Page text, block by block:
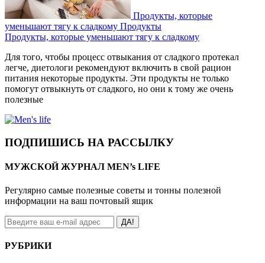
Продукты, которые
уменьшают тягу к сладкому Продукты
Продукты, которые уменьшают тягу к сладкому
Для того, чтобы процесс отвыкания от сладкого протекал
легче, диетологи рекомендуют включить в свой рацион
питания некоторые продукты. Эти продукты не только
помогут отвыкнуть от сладкого, но они к тому же очень
полезные
ПОДПИШИСЬ НА РАССЫЛКУ
МУЖСКОЙ ЖУРНАЛ MEN’s LIFE
Регулярно самые полезные советы и тонны полезной
информации на ваш почтовый ящик
ДА!
РУБРИКИ